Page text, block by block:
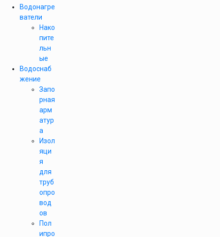
Водонагре
ватели
Нако
пите
льн
ые
Водоснаб
жение
Запо
рная
арм
атур
а
Изол
яци
я
для
труб
опро
вод
ов
Пол
ипро